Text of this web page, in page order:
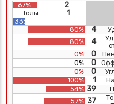
67% 2
Голы 1
33%
80%
4
80%
4
0%
0
0%
0
0%
0
100%
1
54% 39
57% 37